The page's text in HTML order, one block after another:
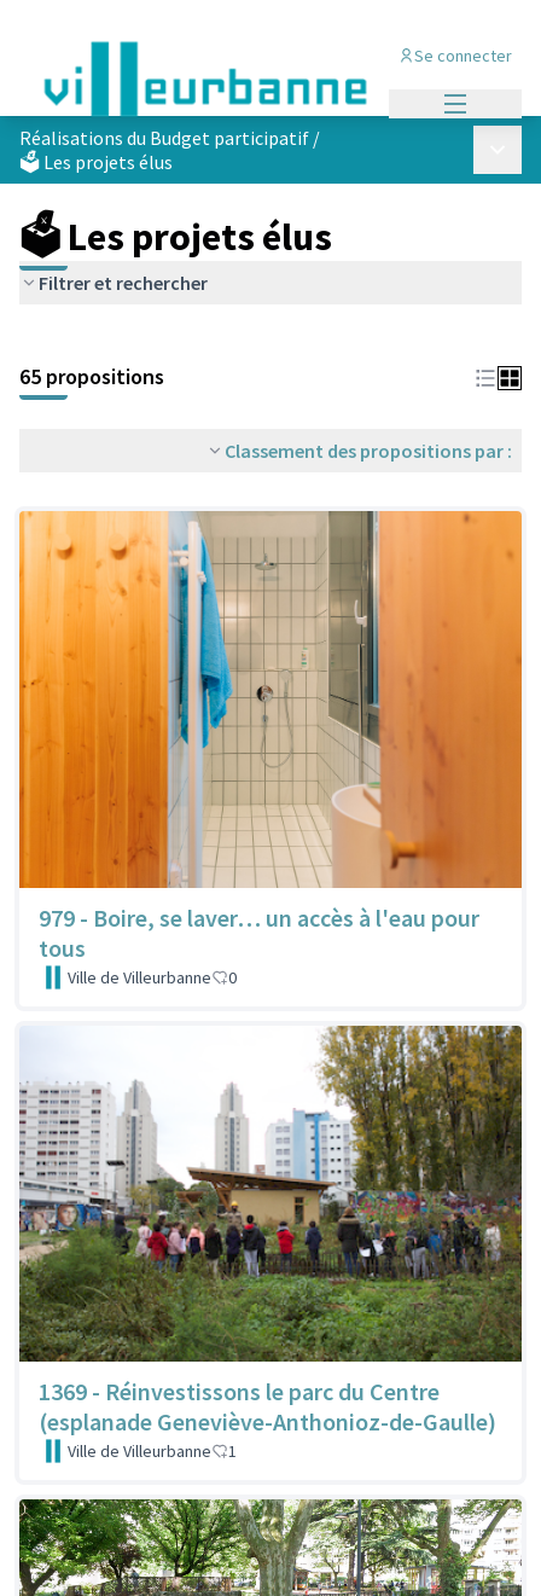
Se connecter
Réalisations du Budget participatif /
🗳️ Les projets élus
🗳️ Les projets élus
Filtrer et rechercher
+
−
65 propositions
Classement des propositions par :
979 - Boire, se laver… un accès à l'eau pour
tous
Ville de Villeurbanne 0
1369 - Réinvestissons le parc du Centre
(esplanade Geneviève-Anthonioz-de-Gaulle)
Ville de Villeurbanne 1